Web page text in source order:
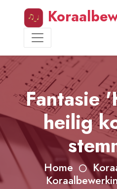
Fantasie
heilig
Home